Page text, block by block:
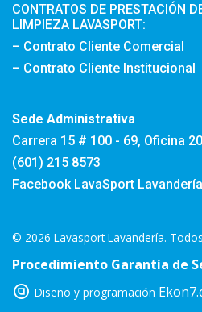
CONTRATOS DE PRESTACIÓN
LIMPIEZA LAVASPORT:
– Contrato Cliente Comercial
– Contrato Cliente Institucional
Sede Administrativa
Carrera 15 # 100 - 69, Oficina
(601) 215 8573
Facebook LavaSport Lavandería
© 2026 Lavasport Lavandería.
Procedimiento Garantía de
Diseño y programación